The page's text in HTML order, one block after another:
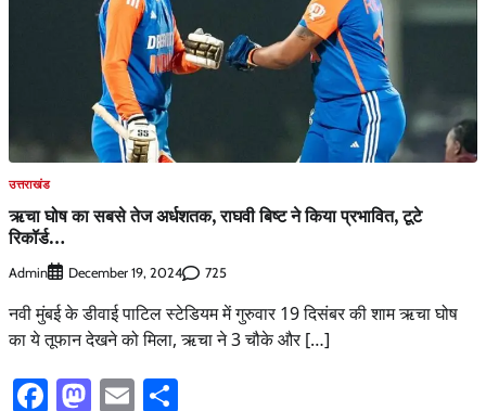
उत्तराखंड
ऋचा घोष का सबसे तेज अर्धशतक, राघवी बिष्ट ने किया प्रभावित, टूटे
रिकॉर्ड…
Admin December 19, 2024 725
नवी मुंबई के डीवाई पाटिल स्टेडियम में गुरुवार 19 दिसंबर की शाम ऋचा घोष
का ये तूफान देखने को मिला, ऋचा ने 3 चौके और […]
Facebook
Mastodon
Email